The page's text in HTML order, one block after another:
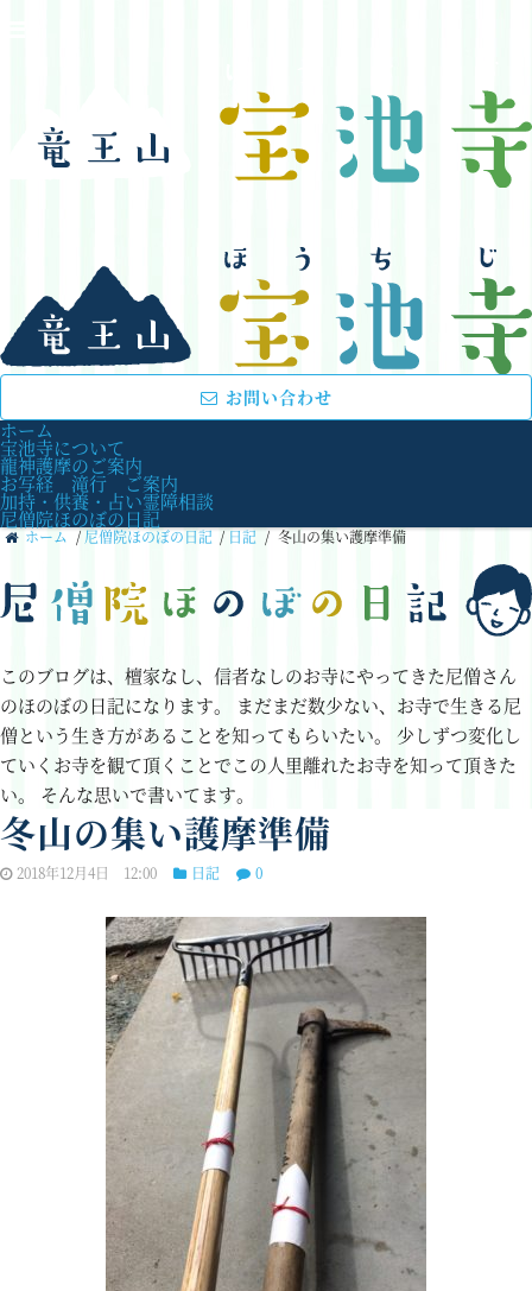
お問い合わせ
ホーム
宝池寺について
龍神護摩のご案内
お写経 滝行 ご案内
加持・供養・占い霊障相談
尼僧院ほのぼの日記
ホーム / 尼僧院ほのぼの日記 / 日記 / 冬山の集い護摩準備
このブログは、檀家なし、信者なしのお寺にやってきた尼僧さん
のほのぼの日記になります。 まだまだ数少ない、お寺で生きる尼
僧という生き方があることを知ってもらいたい。
少しずつ変化し
ていくお寺を観て頂くことでこの人里離れたお寺を知って頂きた
い。 そんな思いで書いてます。
冬山の集い護摩準備
2018年12月4日 12:00 日記 0